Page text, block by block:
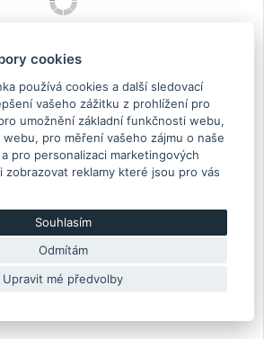
cookies
používá cookies a další sledovací
vašeho zážitku z prohlížení pro
umožnění základní funkčnosti webu,
webu, pro měření vašeho zájmu o naše
pro personalizaci marketingových
zobrazovat reklamy které jsou pro vás
Souhlasím
Odmítám
Upravit mé předvolby
– spodní Tribeca 2006+